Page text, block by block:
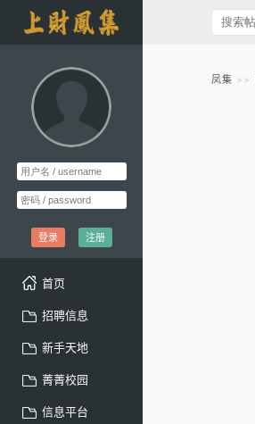
登录 注册
首页
招聘信息
新手天地
菁菁校园
信息平台
凤集